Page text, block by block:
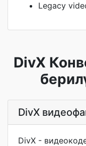
Legacy
DivX
DivX
DivX -